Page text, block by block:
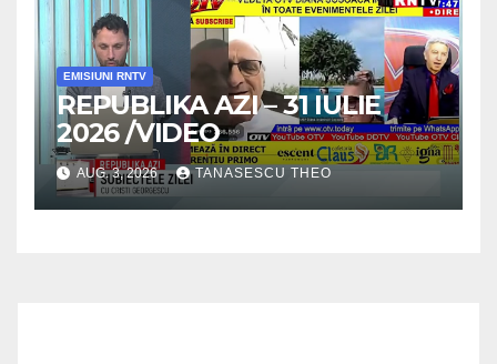
EMISIUNI RNTV
REPUBLIKA AZI – 31 IULIE
2026 /VIDEO
AUG. 3, 2026 TANASESCU THEO